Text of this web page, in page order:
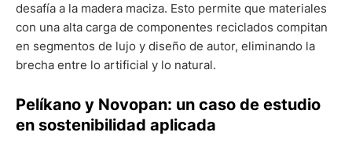
desafía a la madera maciza. Esto permite que materiales
con una alta carga de componentes reciclados compitan
en segmentos de lujo y diseño de autor, eliminando la
brecha entre lo artificial y lo natural.
Pelíkano y Novopan: un caso de estudio
en sostenibilidad aplicada